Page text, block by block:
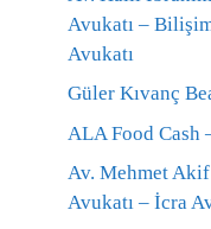
Avukatı –
Avukatı
Güler Kıvanç
ALA Food Cash
Av. Mehmet
Avukatı – İcra